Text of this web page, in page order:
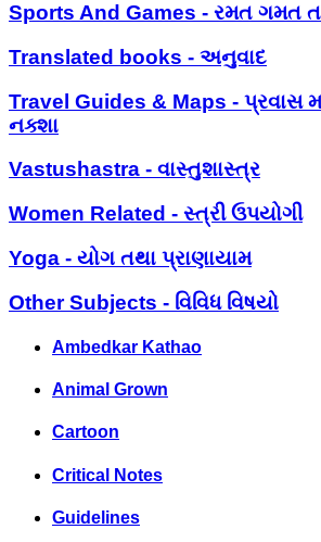
Sports And Games - રમત ગમત
Translated books - અનુવાદ
Travel Guides & Maps - પ્રવાસ
નક્શા
Vastushastra - વાસ્તુશાસ્ત્ર
Women Related - સ્ત્રી ઉપયોગી
Yoga - યોગ તથા પ્રાણાયામ
Other Subjects - વિવિધ વિષયો
Ambedkar Kathao
Animal Grown
Cartoon
Critical Notes
Guidelines